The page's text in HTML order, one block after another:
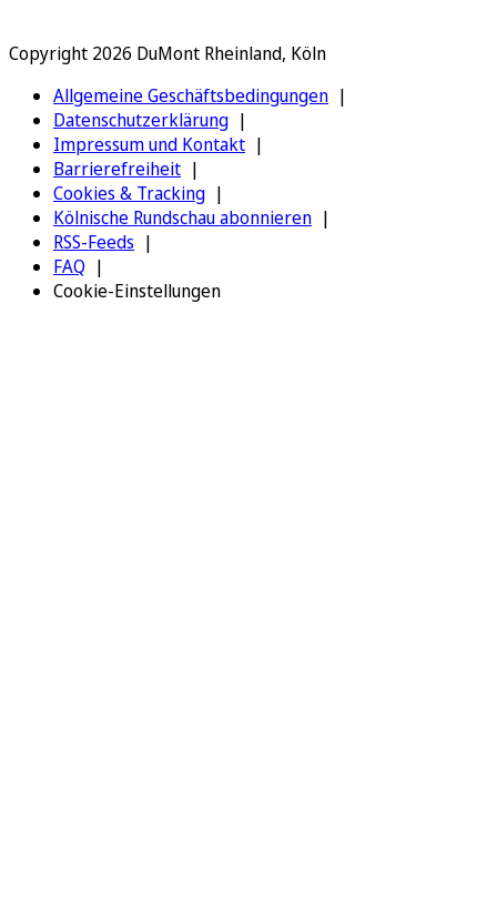
Copyright 2026 DuMont Rheinland, Köln
Allgemeine Geschäftsbedingungen
Datenschutzerklärung
Impressum und Kontakt
Barrierefreiheit
Cookies & Tracking
Kölnische Rundschau abonnieren
RSS-Feeds
FAQ
Cookie-Einstellungen